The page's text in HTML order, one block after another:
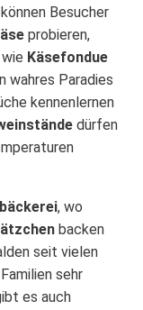
Besucher
probieren,
Käsefondue
wahres Paradies
kennenlernen
dürfen
, wo
backen
seit vielen
sehr
es auch